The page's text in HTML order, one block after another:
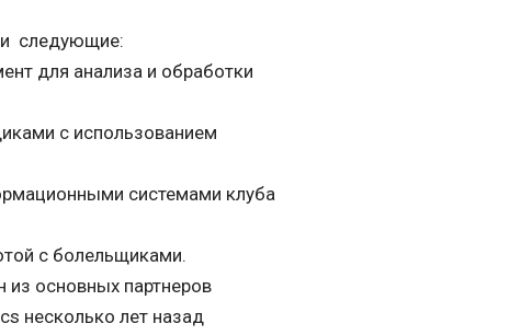
следующие:
для анализа и обработки
с использованием
системами клуба
с болельщиками.
основных партнеров
несколько лет назад